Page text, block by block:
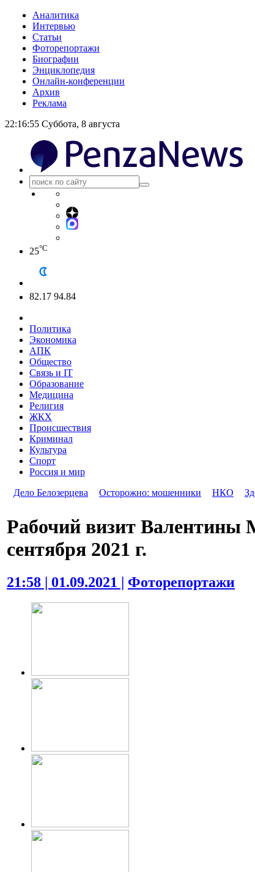
Аналитика
Интервью
Статьи
Фоторепортажи
Биографии
Энциклопедия
Онлайн-конференции
Архив
Реклама
22:16:56 Суббота, 8 августа
25°C
82.17 94.84
Политика
Экономика
АПК
Общество
Связь и IT
Образование
Медицина
Религия
ЖКХ
Происшествия
Криминал
Культура
Спорт
Россия и мир
Дело Белозерцева
Осторожно: мошенники НКО
Рабочий визит Валентины
сентября 2021 г.
21:58 | 01.09.2021 | Фоторепортажи